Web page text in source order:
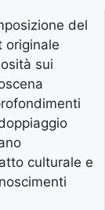
del
originale
sui
culturale e